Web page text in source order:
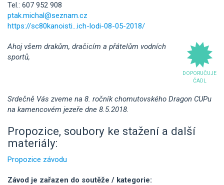
Tel.: 607 952 908
ptak.michal@seznam.cz
https://sc80kanoisti...ich-lodi-08-05-2018/
DOPORUČUJE
ČADL
Ahoj všem drakům, dračicím a přátelům vodních
sportů,
Srdečně Vás zveme na 8. ročník chomutovského Dragon CUPu
na kamencovém jezeře dne 8.5.2018.
Propozice, soubory ke stažení a další
materiály:
Propozice závodu
Závod je zařazen do soutěže / kategorie: